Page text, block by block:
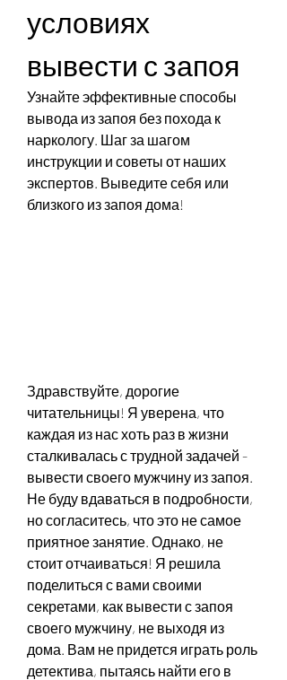
условиях
вывести с запоя
Узнайте эффективные способы
вывода из запоя без похода к
наркологу. Шаг за шагом
инструкции и советы от наших
экспертов. Выведите себя или
близкого из запоя дома!
Здравствуйте, дорогие
читательницы! Я уверена, что
каждая из нас хоть раз в жизни
сталкивалась с трудной задачей -
вывести своего мужчину из запоя.
Не буду вдаваться в подробности,
но согласитесь, что это не самое
приятное занятие. Однако, не
стоит отчаиваться! Я решила
поделиться с вами своими
секретами, как вывести с запоя
своего мужчину, не выходя из
дома. Вам не придется играть роль
детектива, пытаясь найти его в